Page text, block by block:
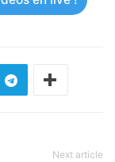
Next article